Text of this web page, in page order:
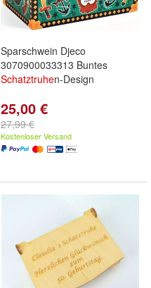
Sparschwein Djeco
3070900033313 Buntes
Schatztruhen-Design
25,00 €
27,99 €
Kostenloser Versand